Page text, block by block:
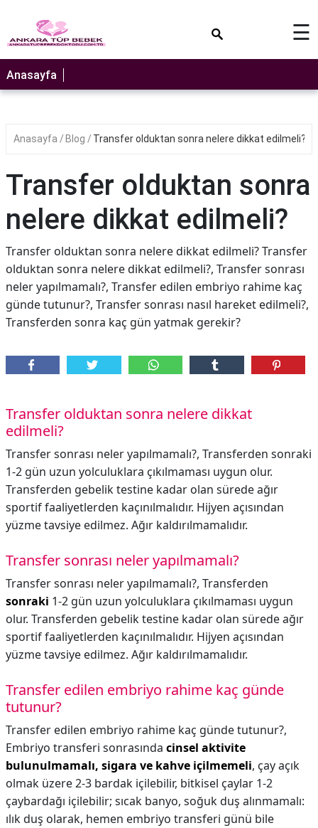
☰
Anasayfa
Anasayfa Blog Transfer olduktan sonra nelere dikkat edilmeli?
Transfer olduktan sonra
nelere dikkat edilmeli?
Transfer olduktan sonra nelere dikkat edilmeli? Transfer
olduktan sonra nelere dikkat edilmeli?, Transfer sonrası
neler yapılmamalı?, Transfer edilen embriyo rahime kaç
günde tutunur?, Transfer sonrası nasıl hareket edilmeli?,
Transferden sonra kaç gün yatmak gerekir?
Transfer olduktan sonra nelere dikkat
edilmeli?
Transfer sonrası neler yapılmamalı?, Transferden sonraki
1-2 gün uzun yolculuklara çıkılmaması uygun olur.
Transferden gebelik testine kadar olan sürede ağır
sportif faaliyetlerden kaçınılmalıdır. Hijyen açısından
yüzme tavsiye edilmez. Ağır kaldırılmamalıdır.
Transfer sonrası neler yapılmamalı?
Transfer sonrası neler yapılmamalı?, Transferden
sonraki 1-2 gün uzun yolculuklara çıkılmaması uygun
olur. Transferden gebelik testine kadar olan sürede ağır
sportif faaliyetlerden kaçınılmalıdır. Hijyen açısından
yüzme tavsiye edilmez. Ağır kaldırılmamalıdır.
Transfer edilen embriyo rahime kaç günde
tutunur?
Transfer edilen embriyo rahime kaç günde tutunur?,
Embriyo transferi sonrasında cinsel aktivite
bulunulmamalı, sigara ve kahve içilmemeli, çay açık
olmak üzere 2-3 bardak içilebilir, bitkisel çaylar 1-2
çaybardağı içilebilir; sıcak banyo, soğuk duş alınmamalı:
ılık duş olarak, hemen embriyo transferi günü bile